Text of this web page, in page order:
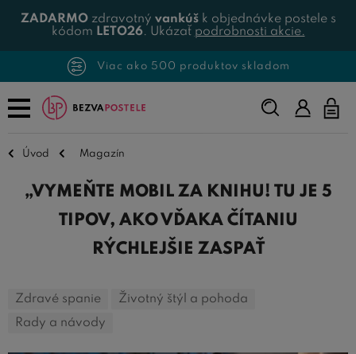
ZADARMOzdravotný vankúšk objednávke postele s
kódom LETO26. Ukázať podrobnosti akcie.
Viac ako 500 produktov skladom
Napíšte,
čo
Úvod Magazín
„VYMEŇTE MOBIL ZA KNIHU! TU JE 5
TIPOV, AKO VĎAKA ČÍTANIU
RÝCHLEJŠIE ZASPAŤ
Zdravé spanie
Životný štýl a pohoda
Rady a návody